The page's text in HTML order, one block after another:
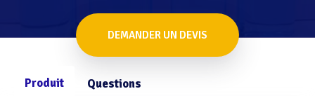
DEMANDER UN DEVIS
Produit Questions